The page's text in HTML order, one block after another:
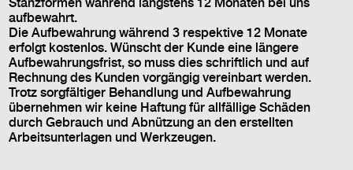
aufbewahrt.
Die Aufbewahrung während 3 respektive 12 Monate
erfolgt kostenlos. Wünscht der Kunde eine längere
Aufbewahrungsfrist, so muss dies schriftlich und auf
Rechnung des Kunden vorgängig vereinbart werden.
Trotz sorgfältiger Behandlung und Aufbewahrung
übernehmen wir keine Haftung für allfällige Schäden
durch Gebrauch und Abnützung an den erstellten
Arbeitsunterlagen und Werkzeugen.